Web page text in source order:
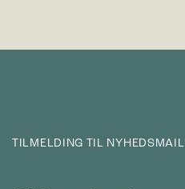
TILMELDING TIL NYHEDSMAIL